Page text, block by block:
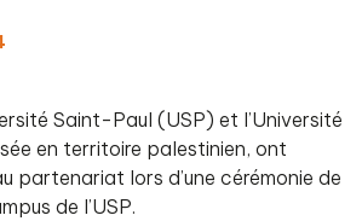
Saint-Paul (USP) et l’Université
en territoire palestinien, ont
partenariat lors d’une cérémonie de
de l’USP.